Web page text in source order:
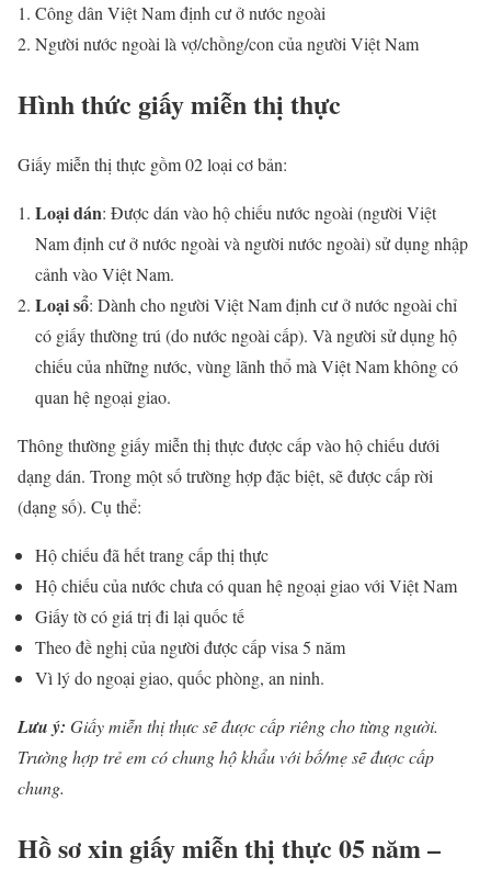
Công dân Việt Nam định cư ở nước ngoài
Người nước ngoài là vợ/chồng/con của người Việt Nam
Hình thức giấy miễn thị thực
Giấy miễn thị thực gồm 02 loại cơ bản:
Loại dán: Được dán vào hộ chiếu nước ngoài (người Việt
Nam định cư ở nước ngoài và người nước ngoài) sử dụng nhập
cảnh vào Việt Nam.
Loại sổ: Dành cho người Việt Nam định cư ở nước ngoài chỉ
có giấy thường trú (do nước ngoài cấp). Và người sử dụng hộ
chiếu của những nước, vùng lãnh thổ mà Việt Nam không có
quan hệ ngoại giao.
Thông thường giấy miễn thị thực được cấp vào hộ chiếu dưới
dạng dán. Trong một số trường hợp đặc biệt, sẽ được cấp rời
(dạng số). Cụ thể:
Hộ chiếu đã hết trang cấp thị thực
Hộ chiếu của nước chưa có quan hệ ngoại giao với Việt Nam
Giấy tờ có giá trị đi lại quốc tế
Theo đề nghị của người được cấp visa 5 năm
Vì lý do ngoại giao, quốc phòng, an ninh.
Lưu ý: Giấy miễn thị thực sẽ được cấp riêng cho từng người.
Trường hợp trẻ em có chung hộ khẩu với bố/mẹ sẽ được cấp
chung.
Hồ sơ xin giấy miễn thị thực 05 năm –